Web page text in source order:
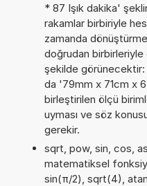
* 87 Işık dakika'
rakamlar birbiriyle
zamanda
doğrudan birbirleriyle
şekilde görünecektir:
da '79mm x 71cm x
birleştirilen ölçü
uyması ve söz
gerekir.
sqrt, pow, sin, cos,
matematiksel
sin(π/2), sqrt(4),